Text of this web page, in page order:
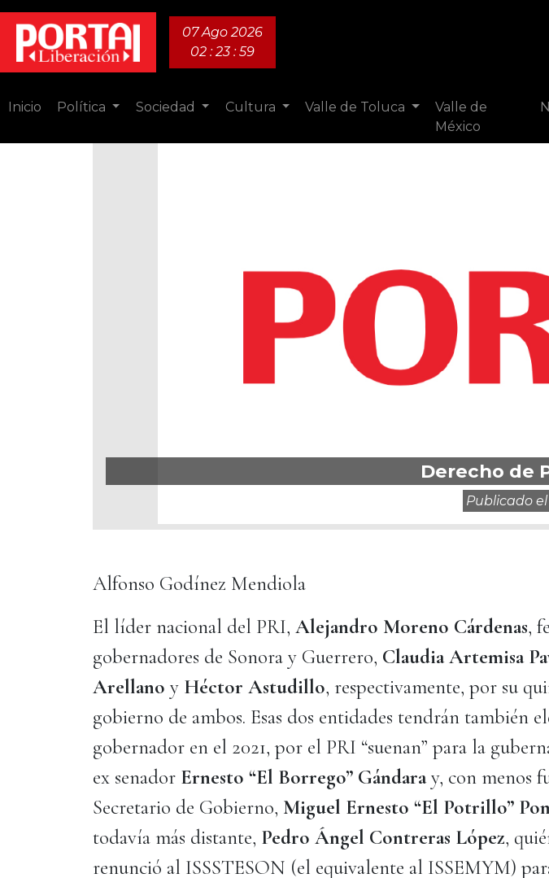
07 Ago 2026
02 : 24 : 00
Inicio Política Sociedad Cultura Valle de Toluca
Valle de
México
Derecho de
Publicado el
Alfonso Godínez Mendiola
El líder nacional del PRI, Alejandro Moreno Cárdenas,
gobernadores de Sonora y Guerrero, Claudia Artemisa
Arellano y Héctor Astudillo, respectivamente, por su
gobierno de ambos. Esas dos entidades tendrán también
gobernador en el 2021, por el PRI “suenan” para la
ex senador Ernesto “El Borrego” Gándaray, con menos
Secretario de Gobierno, Miguel Ernesto “El Potrillo”
todavía más distante, Pedro Ángel Contreras López,
renunció al ISSSTESON (el equivalente al ISSEMYM)